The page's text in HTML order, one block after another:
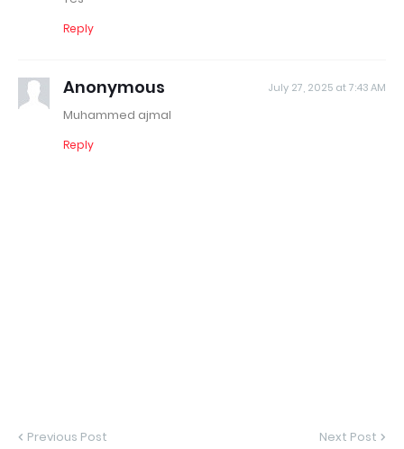
Reply
Anonymous July 27, 2025 at 7:43 AM
Muhammed ajmal
Reply
Previous Post Next Post